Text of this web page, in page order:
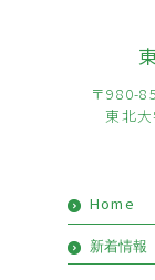
〒980-
東北
Home
新着情報
お知らせ